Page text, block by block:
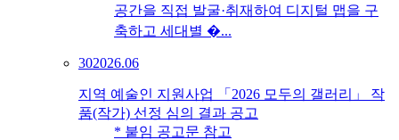
공간을 직접 발굴·취재하여 디지털 맵을 구
축하고 세대별 �...
302026.06
지역 예술인 지원사업 「2026 모두의 갤러리」 작
품(작가) 선정 심의 결과 공고
* 붙임 공고문 참고